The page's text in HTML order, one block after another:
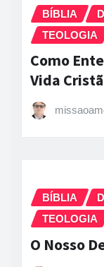
BÍBLIA
TEOLOGIA
Como
Vida Cristã
BÍBLIA
TEOLOGIA
O Nosso